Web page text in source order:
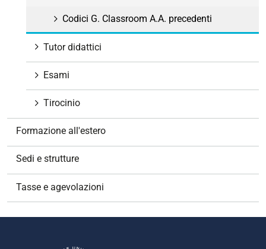
Codici G. Classroom A.A. precedenti
Tutor didattici
Esami
Tirocinio
Formazione all'estero
Sedi e strutture
Tasse e agevolazioni